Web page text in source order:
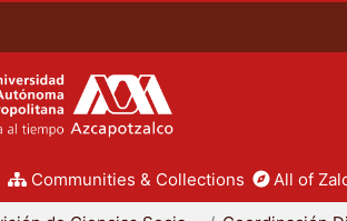
Communities & Collections All of